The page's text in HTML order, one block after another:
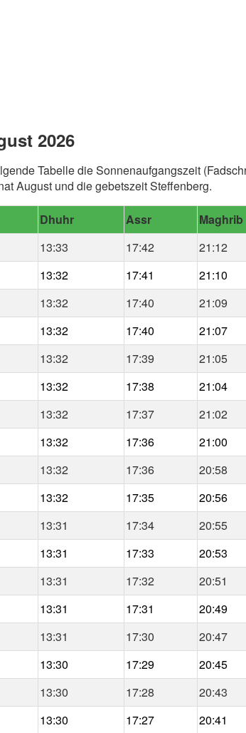
2026
Tabelle die Sonnenaufgangszeit
August und die gebetszeit Steffenberg.
Dhuhr Assr Maghrib
13:33 17:42 21:12
13:32 17:41 21:10
13:32 17:40 21:09
13:32 17:40 21:07
13:32 17:39 21:05
13:32 17:38 21:04
13:32 17:37 21:02
13:32 17:36 21:00
13:32 17:36 20:58
13:32 17:35 20:56
13:31 17:34 20:55
13:31 17:33 20:53
13:31 17:32 20:51
13:31 17:31 20:49
13:31 17:30 20:47
13:30 17:29 20:45
13:30 17:28 20:43
13:30 17:27 20:41